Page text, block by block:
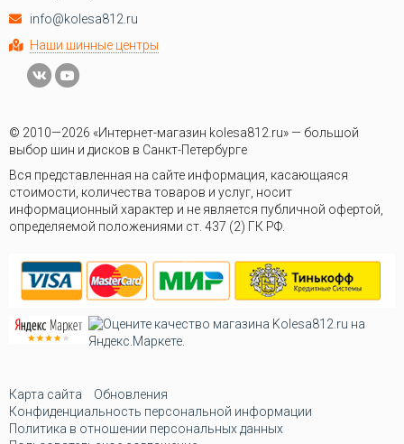
info@kolesa812.ru
Наши шинные центры
© 2010—2026 «Интернет-магазин kolesa812.ru» — большой
выбор шин и дисков в Санкт-Петербурге
Вся представленная на сайте информация, касающаяся
стоимости, количества товаров и услуг, носит
информационный характер и не является публичной офертой,
определяемой положениями ст. 437 (2) ГК РФ.
Карта сайта
Обновления
Конфиденциальность персональной информации
Политика в отношении персональных данных